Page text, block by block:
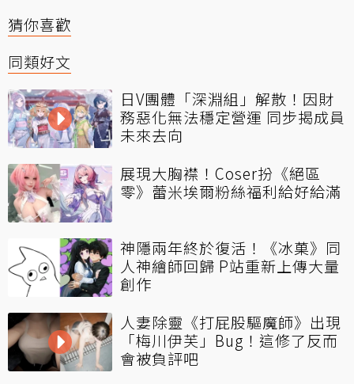
猜你喜歡
同類好文
日V團體「深淵組」解散！因財
務惡化無法穩定營運 同步揭成員
未來去向
展現大胸襟！Coser扮《絕區
零》蕾米埃爾粉絲福利給好給滿
神隱兩年終於復活！《冰菓》同
人神繪師回歸 P站重新上傳大量
創作
人妻除靈《打屁股驅魔師》出現
「梅川伊芙」Bug！這修了反而
會被負評吧